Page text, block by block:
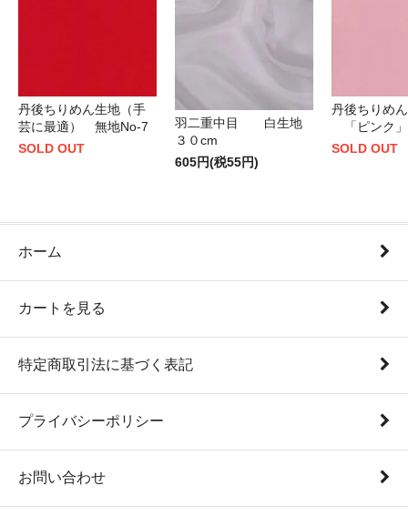
丹後ちりめん生地（手
芸に最適） 無地No-7
SOLD OUT
羽二重中目 白生地
３０cm
605円(税55円)
丹後ちりめ
「ピンク」
SOLD OUT
ホーム
カートを見る
特定商取引法に基づく表記
プライバシーポリシー
お問い合わせ